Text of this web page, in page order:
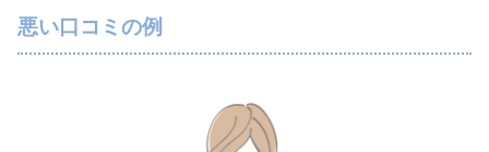
悪い口コミの例